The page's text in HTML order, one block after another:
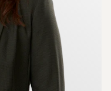
i trädkronorna.
vardagsrum
fönster i två
balkong. Två större